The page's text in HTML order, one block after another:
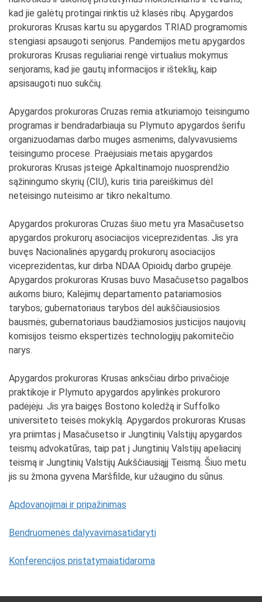
kad jie galėtų protingai rinktis už klasės ribų. Apygardos
prokuroras Krusas kartu su apygardos TRIAD programomis
stengiasi apsaugoti senjorus. Pandemijos metu apygardos
prokuroras Krusas reguliariai rengė virtualius mokymus
senjorams, kad jie gautų informacijos ir išteklių, kaip
apsisaugoti nuo sukčių.
Apygardos prokuroras Cruzas remia atkuriamojo teisingumo
programas ir bendradarbiauja su Plymuto apygardos šerifu
organizuodamas darbo muges asmenims, dalyvavusiems
teisingumo procese. Praėjusiais metais apygardos
prokuroras Krusas įsteigė Apkaltinamojo nuosprendžio
sąžiningumo skyrių (CIU), kuris tiria pareiškimus dėl
neteisingo nuteisimo ar tikro nekaltumo.
Apygardos prokuroras Cruzas šiuo metu yra Masačusetso
apygardos prokurorų asociacijos viceprezidentas. Jis yra
buvęs Nacionalinės apygardų prokurorų asociacijos
viceprezidentas, kur dirba NDAA Opioidų darbo grupėje.
Apygardos prokuroras Krusas buvo Masačusetso pagalbos
aukoms biuro; Kalėjimų departamento patariamosios
tarybos; gubernatoriaus tarybos dėl aukščiausiosios
bausmės; gubernatoriaus baudžiamosios justicijos naujovių
komisijos teismo ekspertizės technologijų pakomitečio
narys.
Apygardos prokuroras Krusas anksčiau dirbo privačioje
praktikoje ir Plymuto apygardos apylinkės prokuroro
padėjėju. Jis yra baigęs Bostono koledžą ir Suffolko
universiteto teisės mokyklą. Apygardos prokuroras Krusas
yra priimtas į Masačusetso ir Jungtinių Valstijų apygardos
teismų advokatūras, taip pat į Jungtinių Valstijų apeliacinį
teismą ir Jungtinių Valstijų Aukščiausiąjį Teismą. Šiuo metu
jis su žmona gyvena Maršfilde, kur užaugino du sūnus.
Apdovanojimai ir pripažinimas
Bendruomenės dalyvavimasatidaryti
Konferencijos pristatymaiatidaroma